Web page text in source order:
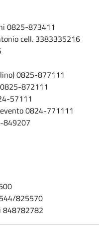
0825-873411
cell. 3383335216
0825-877111
872111
57111
0824-771111
849207
825570
848782782